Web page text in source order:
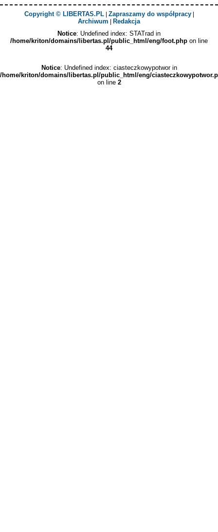
Copyright © LIBERTAS.PL| Zapraszamy do współpracy|
Archiwum | Redakcja
Notice: Undefined index: STATrad in
/home/kriton/domains/libertas.pl/public_html/eng/foot.php on line
44
Notice: Undefined index: ciasteczkowypotwor in
/home/kriton/domains/libertas.pl/public_html/eng/
on line 2